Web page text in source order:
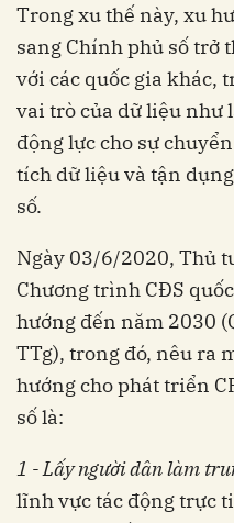
Trong xu thế này, xu
sang Chính phủ số trở
với các quốc gia khác,
vai trò của dữ liệu như
động lực cho sự
tích dữ liệu và tận
số.
Ngày 03/6/2020, Thủ
Chương trình CĐS
hướng đến năm 2030
TTg), trong đó, nêu ra
hướng cho phát triển
số là:
1 - Lấy người dân làm
lĩnh vực tác động trực